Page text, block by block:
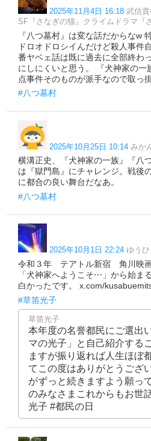
2025年11月4日 16:18 武信
SF『さなぎの猫』クライムドラマ『
『八つ墓村』は変な話だからなw
ドロオドロシイんだけど殺人事件
番ヤベェ話は既に過去に全部終わ
にしにくいと思う。 『犬神家の一
点事件そのものが派手なので取っ
#八つ墓村
2025年10月25日 10:14 みか
横溝正史、『犬神家の一族』『八
は『獄門島』にチャレンジ。戦後
に都合の良い舞台だなあ。
#八つ墓村
2025年10月1日 22:24 ゆうひ
令和３年 テアトル新宿 角川映
「犬神家へようこそ⋯」から始ま
白かったです。 x.com/
#草笛光子
草笛光子
本年度の名誉都民にご選出
マの光子」と自己紹介する
ますが振り返れば人生ほぼ
てこの度はありがとうござ
がずっと続きますよう願っ
のみなさまこれからもお世
光子 #都民の日